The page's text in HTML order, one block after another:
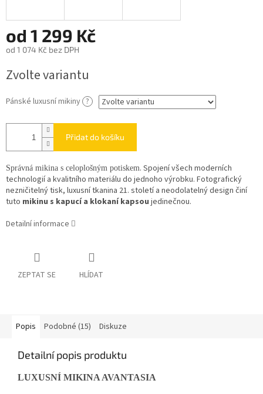
od 1 299 Kč
od 1 074 Kč bez DPH
cena:
Zvolte variantu
Pánské luxusní mikiny ?
Přidat do košíku
Správná mikina s celoplošným potiskem. Spojení všech moderních
technologií a kvalitního materiálu do jednoho výrobku. Fotografický
nezničitelný tisk, luxusní tkanina 21. století a neodolatelný design činí
tuto mikinu s kapucí a klokaní kapsou jedinečnou.
Detailní informace
ZEPTAT SE HLÍDAT
Popis Podobné (15) Diskuze
Detailní popis produktu
LUXUSNÍ MIKINA AVANTASIA